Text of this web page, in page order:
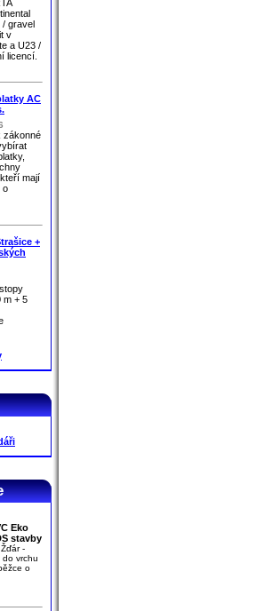
/ gravel
v
a U23 /
licencí.
AC
zákonné
mají
o
+
m + 5
Eko
stavby
-
vrchu
o